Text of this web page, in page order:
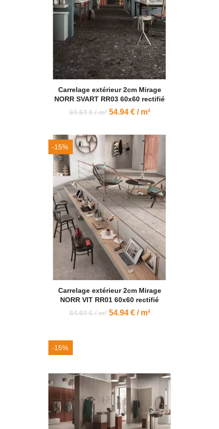
Carrelage extérieur 2cm Mirage
NORR SVART RR03 60x60 rectifié
64.64 € / m² 54.94 € / m²
Carrelage extérieur 2cm Mirage
NORR VIT RR01 60x60 rectifié
64.64 € / m² 54.94 € / m²
-15%
-15%